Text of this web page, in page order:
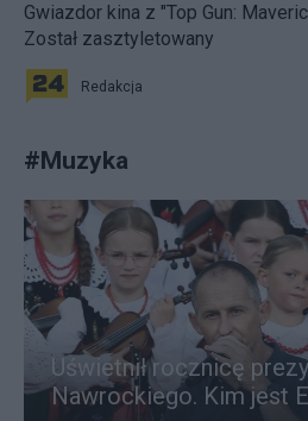
Gwiazdor kina z "Top Gun:
Został zasztyletowany
Redakcja
#Muzyka
Uświetnił rocznicę
Nawrockiego. Kim jest